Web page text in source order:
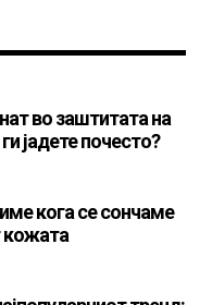
во заштитата на
јадете почесто?
кога се сончаме
кожата